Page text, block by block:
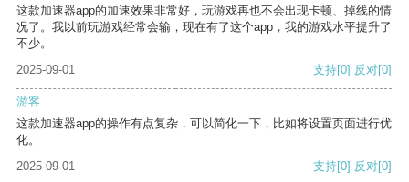
这款加速器app的加速效果非常好，玩游戏再也不会出现卡顿、掉线的情
况了。我以前玩游戏经常会输，现在有了这个app，我的游戏水平提升了
不少。
2025-09-01
支持[0] 反对[0]
游客
这款加速器app的操作有点复杂，可以简化一下，比如将设置页面进行优
化。
2025-09-01
支持[0] 反对[0]